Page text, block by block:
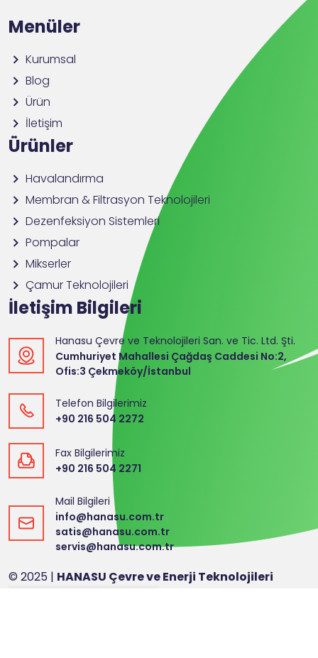
Menüler
Kurumsal
Blog
Ürün
İletişim
Ürünler
Havalandırma
Membran & Filtrasyon Teknolojileri
Dezenfeksiyon Sistemleri
Pompalar
Mikserler
Çamur Teknolojileri
İletişim Bilgileri
Hanasu Çevre ve Teknolojileri San. ve Tic. Ltd. Şti.
Cumhuriyet Mahallesi Çağdaş Caddesi No:2,
Ofis:3 Çekmeköy/İstanbul
Telefon Bilgilerimiz
+90 216 504 2272
Fax Bilgilerimiz
+90 216 504 2271
Mail Bilgileri
info@hanasu.com.tr
satis@hanasu.com.tr
servis@hanasu.com.tr
© 2025 | HANASU Çevre ve Enerji Teknolojileri